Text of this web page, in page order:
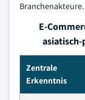
Branchenakteure.
E-
Zentrale
Erkenntnis